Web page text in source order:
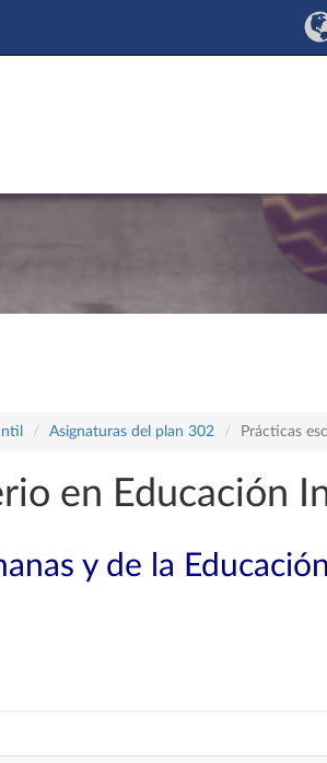
Asignaturas del plan 302 Prácticas
en Educación
y de la Educación